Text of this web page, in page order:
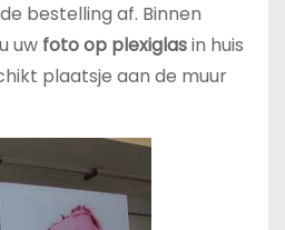
bestelling af. Binnen
uw foto op plexiglasin huis
plaatsje aan de muur